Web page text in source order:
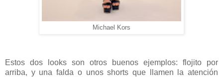
Michael Kors
Estos dos looks son otros buenos ejemplos: flojito por
arriba, y una falda o unos shorts que llamen la atención